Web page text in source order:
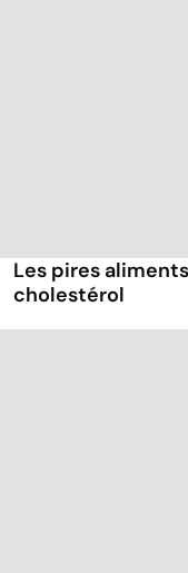
Les pires
cholestérol